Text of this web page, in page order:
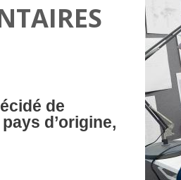
de
d’origine,